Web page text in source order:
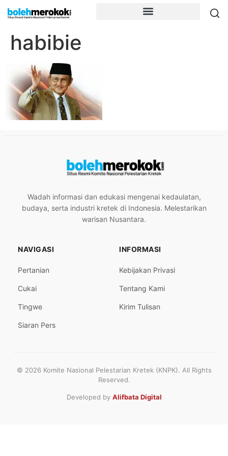
habibie
Wadah informasi dan edukasi mengenai kedaulatan,
budaya, serta industri kretek di Indonesia. Melestarikan
warisan Nusantara.
NAVIGASI
Pertanian
Cukai
Tingwe
Siaran Pers
INFORMASI
Kebijakan Privasi
Tentang Kami
Kirim Tulisan
© 2026 Komite Nasional Pelestarian Kretek (KNPK). All Rights
Reserved.
Developed by Alifbata Digital